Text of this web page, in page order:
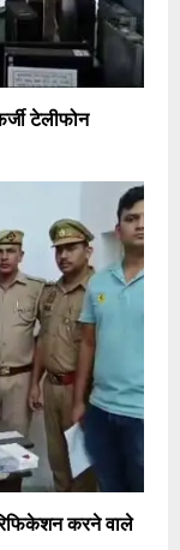
टेलीफोन
करने वाले